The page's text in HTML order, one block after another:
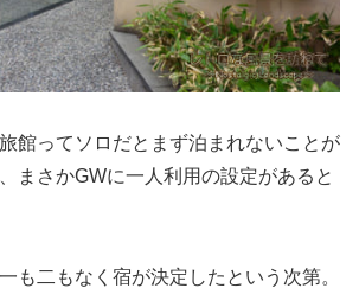
館ってソロだとまず泊まれないことが
まさかGWに一人利用の設定があると
も二もなく宿が決定したという次第。